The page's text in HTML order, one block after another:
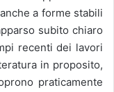
a forme stabili
subito chiaro
recenti dei lavori
in proposito,
praticamente